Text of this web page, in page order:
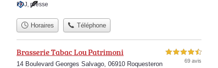
FDJ, presse
Horaires Téléphone
Brasserie Tabac Lou Patrimoni
14 Boulevard Georges Salvago, 06910 Roquesteron
4,5 étoiles sur 5
69 avis